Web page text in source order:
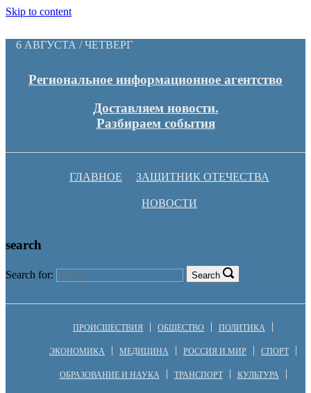
Skip to content
6 АВГУСТА / ЧЕТВЕРГ
Региональное информационное агентство
Доставляем новости.
Разбираем события
ГЛАВНОЕ ЗАЩИТНИК ОТЕЧЕСТВА
НОВОСТИ
search
Search for: Search
ПРОИСШЕСТВИЯ ОБЩЕСТВО ПОЛИТИКА
ЭКОНОМИКА МЕДИЦИНА РОССИЯ И МИР СПОРТ
ОБРАЗОВАНИЕ И НАУКА ТРАНСПОРТ КУЛЬТУРА